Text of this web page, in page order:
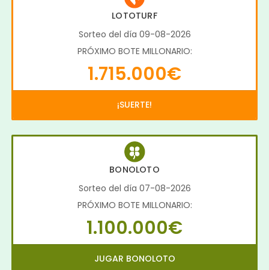
LOTOTURF
Sorteo del día 09-08-2026
PRÓXIMO BOTE MILLONARIO:
1.715.000€
¡SUERTE!
BONOLOTO
Sorteo del día 07-08-2026
PRÓXIMO BOTE MILLONARIO:
1.100.000€
JUGAR BONOLOTO